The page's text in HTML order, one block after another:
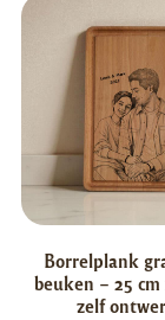
Borrelplank
beuken – 25 cm
zelf